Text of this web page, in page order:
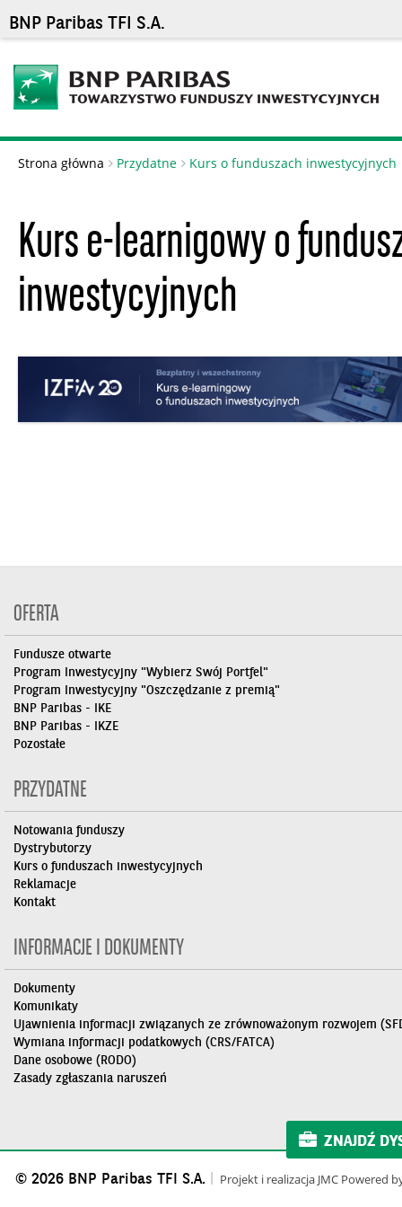
BNP Paribas TFI S.A.
Strona główna Przydatne Kurs o funduszach inwestycyjnych
Kurs e-learnigowy o
inwestycyjnych
OFERTA
Fundusze otwarte
Program Inwestycyjny "Wybierz Swój Portfel"
Program Inwestycyjny "Oszczędzanie z premią"
BNP Paribas - IKE
BNP Paribas - IKZE
Pozostałe
PRZYDATNE
Notowania funduszy
Dystrybutorzy
Kurs o funduszach inwestycyjnych
Reklamacje
Kontakt
INFORMACJE I DOKUMENTY
Dokumenty
Komunikaty
Ujawnienia informacji związanych ze zrównoważonym rozwojem
Wymiana informacji podatkowych (CRS/FATCA)
Dane osobowe (RODO)
Zasady zgłaszania naruszeń
ZNAJDŹ
© 2026 BNP Paribas TFI S.A.
Projekt i realizacja JMC Powered